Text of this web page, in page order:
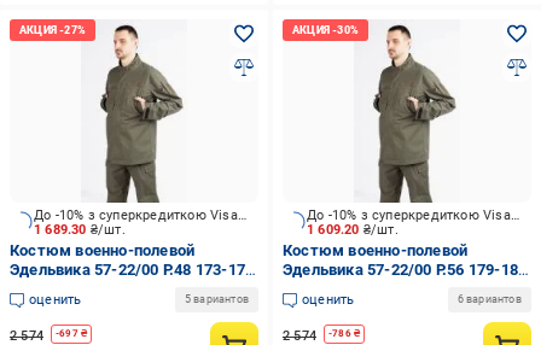
1 689.30 ₴/шт.
До -10% з суперкредиткою Visa Вигода
Костюм военно-полевой
Эдельвика 57-22/00 Р.48 173-179
см р.M
оценить 5 вариантов
2 574 -697₴
1 609.20 ₴/шт.
До -10% з суперкредиткою Visa Вигода
Костюм военно-полевой
Эдельвика 57-22/00 Р.56 179-185
см р.XL
оценить 6 вариантов
2 574 -786₴